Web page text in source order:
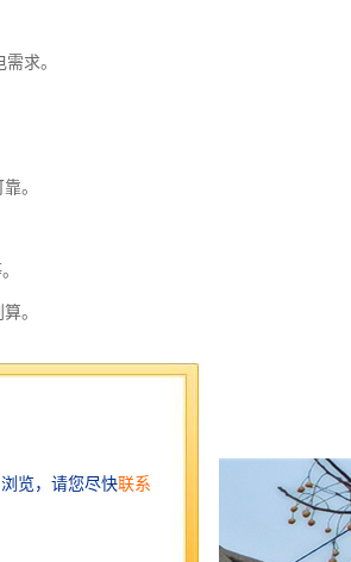
求。
。
。